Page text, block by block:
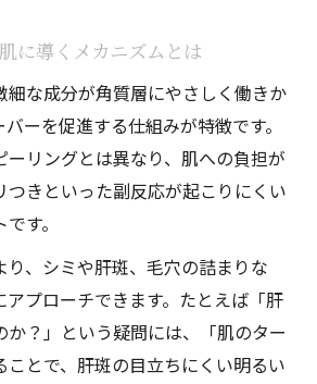
ールの適切な頻度と受け方ガイド
合うダクトピール施術法を提案
トピール選択とカウンセリング
に導くメカニズムとは
細な成分が角質層にやさしく働きか
ーを促進する仕組みが特徴です。
リングとは異なり、肌への負担が
つきといった副反応が起こりにくい
す。
り、シミや肝斑、毛穴の詰まりな
アプローチできます。たとえば「肝
？」という疑問には、「肌のター
ことで、肝斑の目立ちにくい明るい